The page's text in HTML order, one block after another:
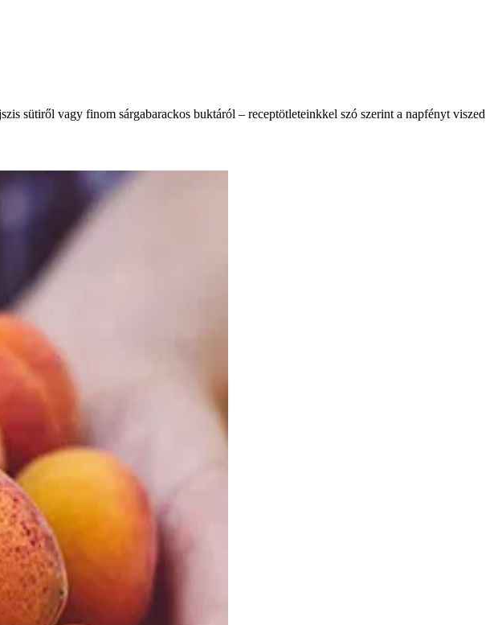
sütiről vagy finom sárgabarackos buktáról – receptötleteinkkel szó szerint a napfényt viszed